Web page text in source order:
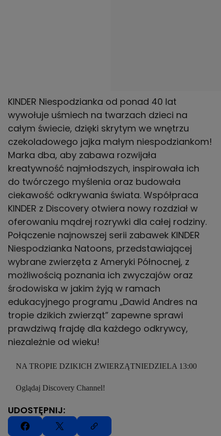
KINDER Niespodzianka od ponad 40 lat
wywołuje uśmiech na twarzach dzieci na
całym świecie, dzięki skrytym we wnętrzu
czekoladowego jajka małym niespodziankom!
Marka dba, aby zabawa rozwijała
kreatywność najmłodszych, inspirowała ich
do twórczego myślenia oraz budowała
ciekawość odkrywania świata. Współpraca
KINDER z Discovery otwiera nowy rozdział w
oferowaniu mądrej rozrywki dla całej rodziny.
Połączenie najnowszej serii zabawek KINDER
Niespodzianka Natoons, przedstawiającej
wybrane zwierzęta z Ameryki Północnej, z
możliwością poznania ich zwyczajów oraz
środowiska w jakim żyją w ramach
edukacyjnego programu „Dawid Andres na
tropie dzikich zwierząt” zapewne sprawi
prawdziwą frajdę dla każdego odkrywcy,
niezależnie od wieku!
NA TROPIE DZIKICH ZWIERZĄTNIEDZIELA 13:00
Oglądaj Discovery Channel!
UDOSTĘPNIJ: